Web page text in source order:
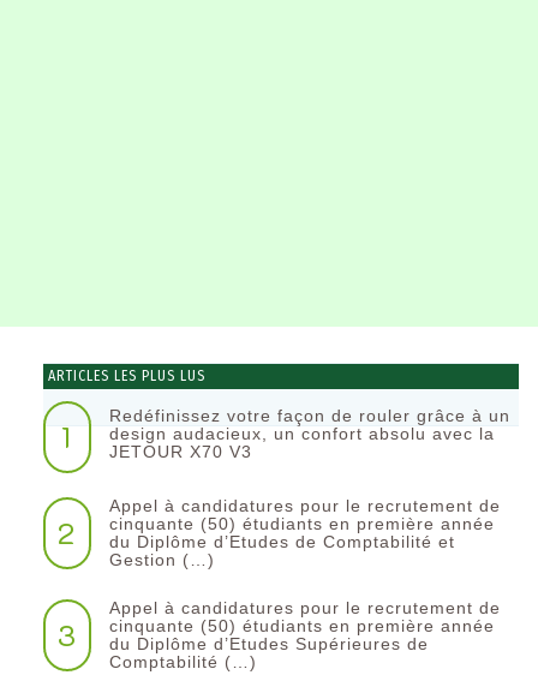
ARTICLES LES PLUS LUS
1
Redéfinissez votre façon de rouler grâce à un
design audacieux, un confort absolu avec la
JETOUR X70 V3
2
Appel à candidatures pour le recrutement de
cinquante (50) étudiants en première année
du Diplôme d’Etudes de Comptabilité et
Gestion (…)
3
Appel à candidatures pour le recrutement de
cinquante (50) étudiants en première année
du Diplôme d’Etudes Supérieures de
Comptabilité (…)